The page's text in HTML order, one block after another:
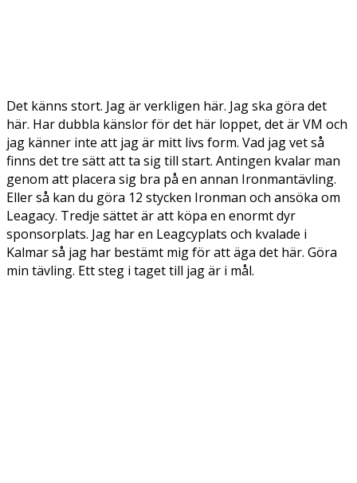
Det känns stort. Jag är verkligen här. Jag ska göra det
här. Har dubbla känslor för det här loppet, det är VM och
jag känner inte att jag är mitt livs form. Vad jag vet så
finns det tre sätt att ta sig till start. Antingen kvalar man
genom att placera sig bra på en annan Ironmantävling.
Eller så kan du göra 12 stycken Ironman och ansöka om
Leagacy. Tredje sättet är att köpa en enormt dyr
sponsorplats. Jag har en Leagcyplats och kvalade i
Kalmar så jag har bestämt mig för att äga det här. Göra
min tävling. Ett steg i taget till jag är i mål.